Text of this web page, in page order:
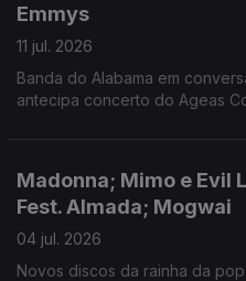
Emmys
11 jul. 2026
Banda do Alabama em
antecipa concerto do Ageas
Madonna; Mimo e Evil
Fest. Almada; Mogwai
04 jul. 2026
Novos discos da rainha da